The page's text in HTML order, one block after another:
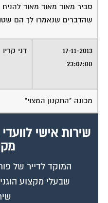
סביר מאוד מאוד מאוד
שהדברים שנאמרו לך הם
17-11-2013
23:07:00
דני קריו
מכונה "התקנון המצוי"
שירות אישי
המוקד לדייר של
שבעלי מקצוע